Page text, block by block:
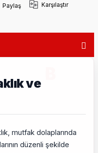
Paylaş Karşılaştır
ve
mutfak dolaplarında
düzenli şekilde